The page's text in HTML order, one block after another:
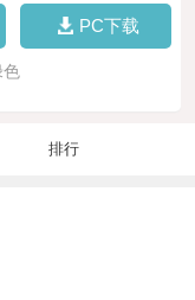
PC下载
色
排行